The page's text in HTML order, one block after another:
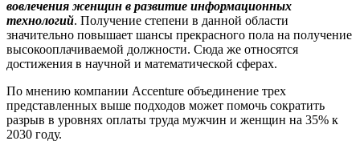
вовлечения женщин в развитие информационных
технологий. Получение степени в данной области
значительно повышает шансы прекрасного пола на получение
высокооплачиваемой должности. Сюда же относятся
достижения в научной и математической сферах.
По мнению компании Accenture объединение трех
представленных выше подходов может помочь сократить
разрыв в уровнях оплаты труда мужчин и женщин на 35% к
2030 году.